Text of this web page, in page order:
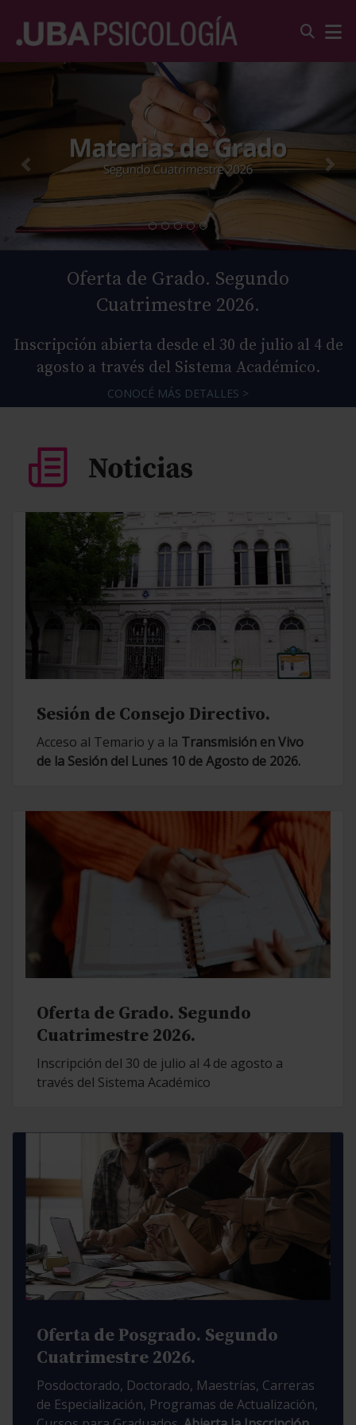
Oferta de Grado. Segundo
Cuatrimestre 2026.
Inscripción abierta desde el 30 de julio al 4 de
agosto a través del Sistema Académico.
CONOCÉ MÁS DETALLES >
Sesión de Consejo Directivo.
Acceso al Temario y a la Transmisión en Vivo
de la Sesión del Lunes 10 de Agosto de 2026.
Oferta de Grado. Segundo
Cuatrimestre 2026.
Inscripción del 30 de julio al 4 de agosto a
través del Sistema Académico
Oferta de Posgrado. Segundo
Cuatrimestre 2026.
Posdoctorado, Doctorado, Maestrías, Carreras
de Especialización, Programas de Actualización,